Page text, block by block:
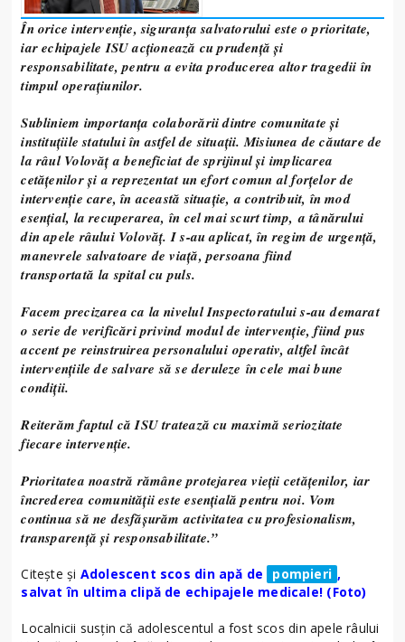
În orice intervenție, siguranța salvatorului este o prioritate,
iar echipajele ISU acționează cu prudență și
responsabilitate, pentru a evita producerea altor tragedii în
timpul operațiunilor.
Subliniem importanța colaborării dintre comunitate și
instituțiile statului în astfel de situații. Misiunea de căutare de
la râul Volovăț a beneficiat de sprijinul și implicarea
cetățenilor și a reprezentat un efort comun al forțelor de
intervenție care, în această situație, a contribuit, în mod
esențial, la recuperarea, în cel mai scurt timp, a tânărului
din apele râului Volovăț. I s-au aplicat, în regim de urgență,
manevrele salvatoare de viață, persoana fiind
transportată la spital cu puls.
Facem precizarea ca la nivelul Inspectoratului s-au demarat
o serie de verificări privind modul de intervenție, fiind pus
accent pe reinstruirea personalului operativ, altfel încât
intervențiile de salvare să se deruleze în cele mai bune
condiții.
Reiterăm faptul că ISU tratează cu maximă seriozitate
fiecare intervenție.
Prioritatea noastră rămâne protejarea vieții cetățenilor, iar
încrederea comunității este esențială pentru noi. Vom
continua să ne desfășurăm activitatea cu profesionalism,
transparență și responsabilitate.”
Citește și Adolescent scos din apă de pompieri ,
salvat în ultima clipă de echipajele medicale! (Foto)
Localnicii susțin că adolescentul a fost scos din apele râului